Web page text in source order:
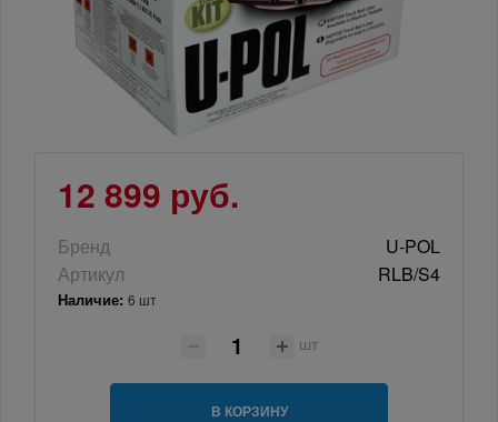
12 899 руб.
Бренд
U-POL
Артикул
RLB/S4
Наличие: 6 шт
шт
В КОРЗИНУ